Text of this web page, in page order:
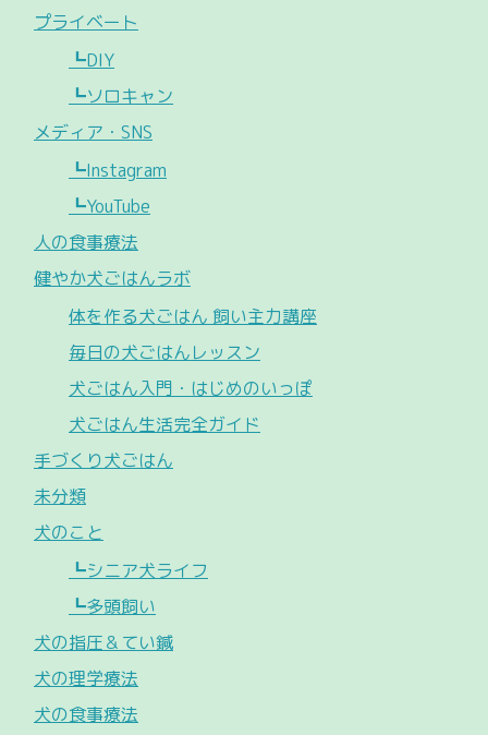
プライベート
┗DIY
┗ソロキャン
メディア・SNS
┗Instagram
┗YouTube
人の食事療法
健やか犬ごはんラボ
体を作る犬ごはん 飼い主力講座
毎日の犬ごはんレッスン
犬ごはん入門・はじめのいっぽ
犬ごはん生活完全ガイド
手づくり犬ごはん
未分類
犬のこと
┗シニア犬ライフ
┗多頭飼い
犬の指圧＆てい鍼
犬の理学療法
犬の食事療法